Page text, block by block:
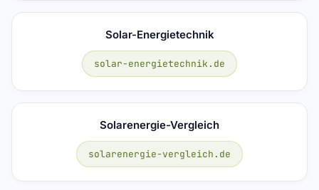
Solar-Energietechnik
solar-energietechnik.de
Solarenergie-Vergleich
solarenergie-vergleich.de